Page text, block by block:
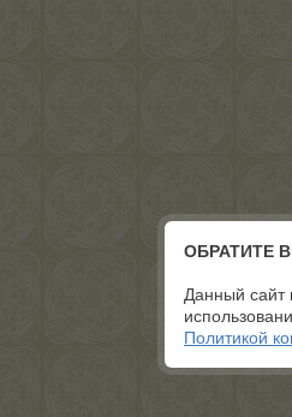
ОБРАТИТЕ
Данный сайт
Политикой